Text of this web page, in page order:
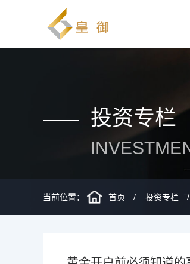
投资专栏
当前位置： 首页 投资专栏